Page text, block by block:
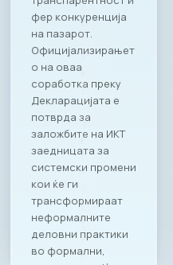
фер конкуренција
на пазарот.
Официјализирањет
о на оваа
соработка преку
Декларацијата е
потврда за
заложбите на ИКТ
заедницата за
системски промени
кои ќе ги
трансформираат
неформалните
деловни практики
во формални,